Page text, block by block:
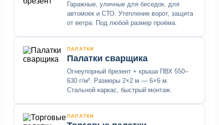
Гаражные, уличные для беседок, для
автомоек и СТО. Утепление ворот, защита
от ветра. Под любой размер проёма.
ПАЛАТКИ
Палатки сварщика
Огнеупорный брезент + крыша ПВХ 550–
630 г/м². Размеры 2×2 м — 6×6 м.
Стальной каркас, быстрый монтаж.
ПАЛАТКИ